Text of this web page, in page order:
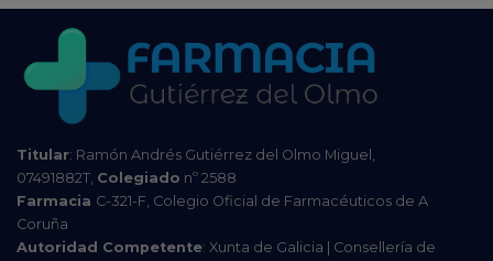
Titular: Ramón Andrés Gutiérrez del Olmo Miguel,
07491882T, Colegiado nº 2588
Farmacia C-321-F, Colegio Oficial de Farmacéuticos de A
Coruña
Autoridad Competente: Xunta de Galicia | Consellería de